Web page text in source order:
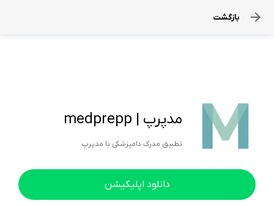
بازگشت
مدپرپ | medprepp
تطبیق مدرک دامپزشکی با مدپرپ
دانلود اپلیکیشن